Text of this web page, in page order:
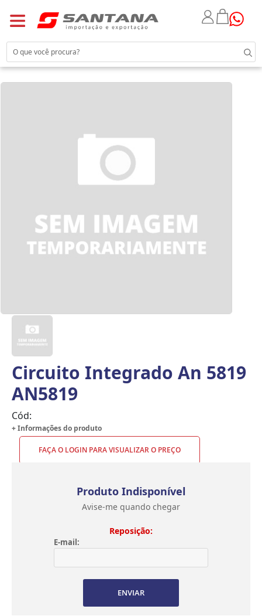
Circuito Integrado An 5819
AN5819
Cód:
+ Informações do produto
FAÇA O LOGIN PARA VISUALIZAR O PREÇO
Produto Indisponível
Avise-me quando chegar
Reposição:
E-mail:
ENVIAR